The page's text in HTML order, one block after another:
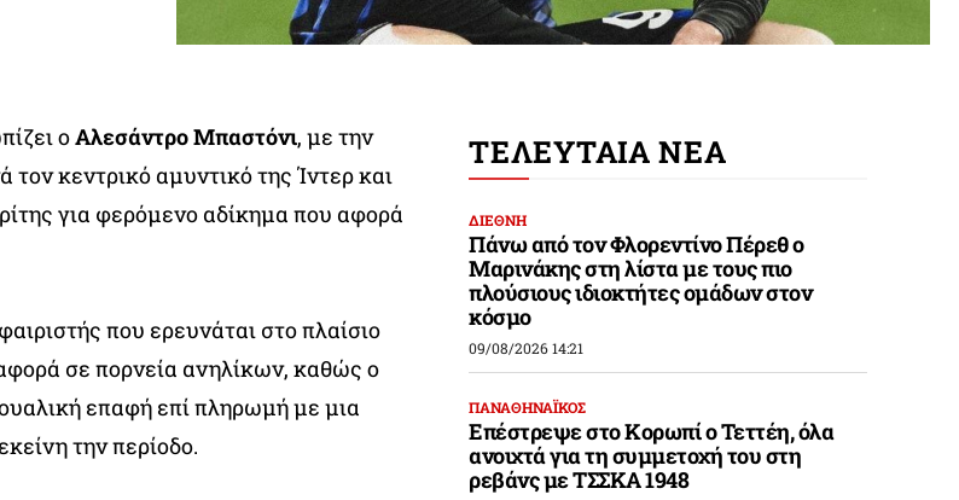
οΑλεσάντρο Μπαστόνι, με την
κεντρικό αμυντικό της Ίντερ και
για φερόμενο αδίκημα που αφορά
που ερευνάται στο πλαίσιο
σε πορνεία ανηλίκων, καθώς ο
επαφή επί πληρωμή με μια
την περίοδο.
ΤΕΛΕΥΤΑΙΑ ΝΕΑ
ΔΙΕΘΝΗ
Πάνω από τον Φλορεντίνο Πέρεθ ο
Μαρινάκης στη λίστα με τους πιο
πλούσιους ιδιοκτήτες ομάδων στον
κόσμο
09/08/2026 14:21
ΠΑΝΑΘΗΝΑΪΚΟΣ
Επέστρεψε στο Κορωπί ο Τεττέη, όλα
ανοιχτά για τη συμμετοχή του στη
ρεβάνς με ΤΣΣΚΑ 1948